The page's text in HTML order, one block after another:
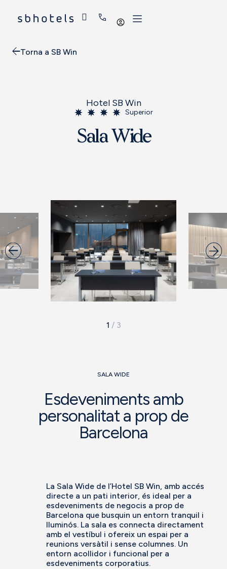
Iniciar
Torna a SB Win
Hotel SB Win
Superior
Sala Wide
1 / 3
SALA WIDE
Esdeveniments amb
personalitat a prop de
Barcelona
La Sala Wide de l’Hotel SB Win, amb accés
directe a un pati interior, és ideal per a
esdeveniments de negocis a prop de
Barcelona que busquin un entorn tranquil i
lluminós. La sala es connecta directament
amb el vestíbul i ofereix un espai per a
reunions versàtil i sense columnes. Un
entorn acollidor i funcional per a
esdeveniments corporatius.